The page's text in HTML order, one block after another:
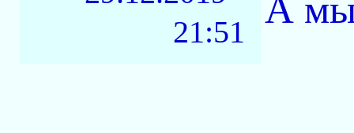
21:51
А мы